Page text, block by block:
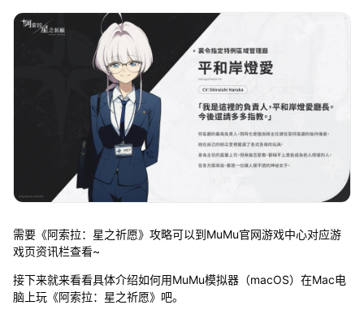
需要《阿索拉：星之祈愿》攻略可以到MuMu官网游戏中心对应游
戏页资讯栏查看~
接下来就来看看具体介绍如何用MuMu模拟器（macOS）在Mac电
脑上玩《阿索拉：星之祈愿》吧。